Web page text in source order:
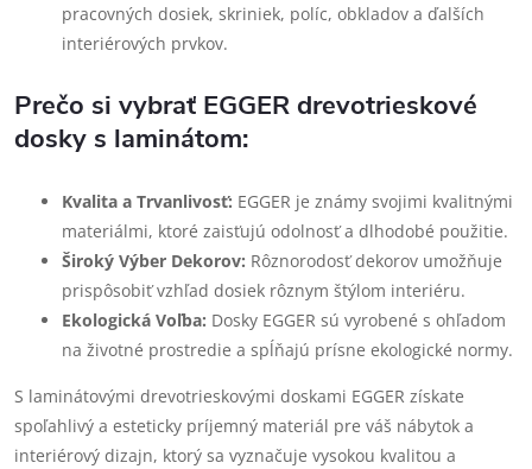
pracovných dosiek, skriniek, políc, obkladov a ďalších
interiérových prvkov.
Prečo si vybrať EGGER drevotrieskové
dosky s laminátom:
Kvalita a Trvanlivosť: EGGER je známy svojimi kvalitnými
materiálmi, ktoré zaisťujú odolnosť a dlhodobé použitie.
Široký Výber Dekorov: Rôznorodosť dekorov umožňuje
prispôsobiť vzhľad dosiek rôznym štýlom interiéru.
Ekologická Voľba: Dosky EGGER sú vyrobené s ohľadom
na životné prostredie a spĺňajú prísne ekologické normy.
S laminátovými drevotrieskovými doskami EGGER získate
spoľahlivý a esteticky príjemný materiál pre váš nábytok a
interiérový dizajn, ktorý sa vyznačuje vysokou kvalitou a